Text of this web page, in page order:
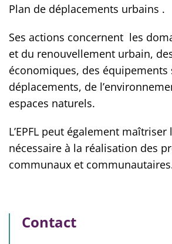
Plan de déplacements urbains .
Ses actions concernent les
et du renouvellement urbain,
économiques, des
déplacements, de
espaces naturels.
L’EPFL peut également
nécessaire à la réalisation des
communaux et
Contact